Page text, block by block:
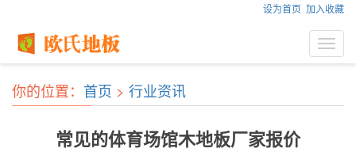
设为首页 加入收藏
你的位置： 首页 > 行业资讯
常见的体育场馆木地板厂家报价